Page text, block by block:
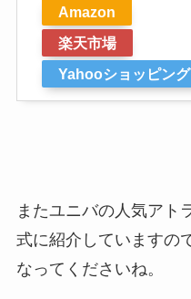
Amazon
楽天市場
Yahooショッピング
またユニバの人気アト
式に紹介していますの
なってくださいね。